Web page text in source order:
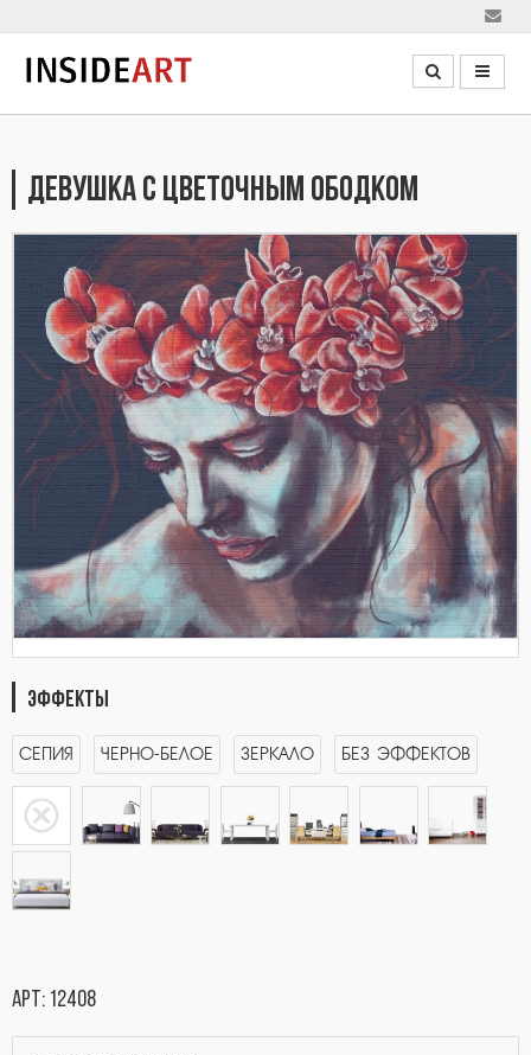
ДЕВУШКА С ЦВЕТОЧНЫМ ОБОДКОМ
ЭФФЕКТЫ
СЕПИЯ ЧЕРНО-БЕЛОЕ ЗЕРКАЛО БЕЗ ЭФФЕКТОВ
арт: 12408